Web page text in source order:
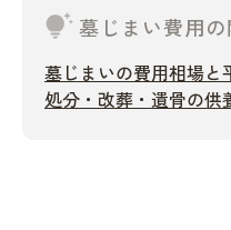
tips_and_updates墓じまい費用
墓じまいの費用相場と
処分・改葬・遺骨の供